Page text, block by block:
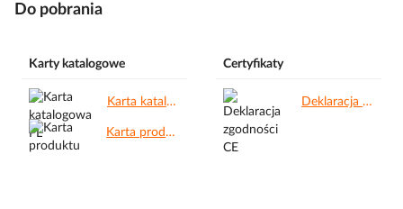
Do pobrania
Karty katalogowe
Karta katalogowa PL.pdf
Karta produktu.pdf
Certyfikaty
Deklaracja zgodności CE.pdf